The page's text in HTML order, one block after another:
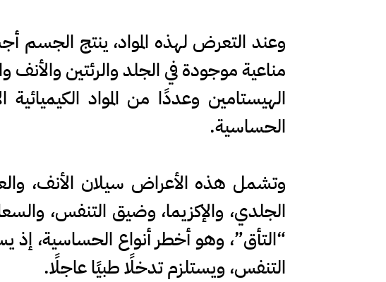
مناعية موجودة في الجلد والرئتين
الهيستامين وعددًا من المواد
الحساسية.
وتشمل هذه الأعراض سيلان الأنف،
الجلدي، والإكزيما، وضيق التنفس،
“التأق”، وهو أخطر أنواع الحساسية،
التنفس، ويستلزم تدخلًا طبيًا عاجلًا.